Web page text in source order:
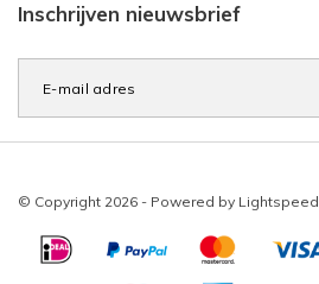
Inschrijven nieuwsbrief
© Copyright 2026 - Powered by Lightspeed